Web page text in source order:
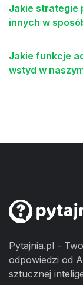
Jakie strategie
innych w
Jakie funkcje
wstyd w
Pytajnia.pl -
odpowiedzi od
sztucznej